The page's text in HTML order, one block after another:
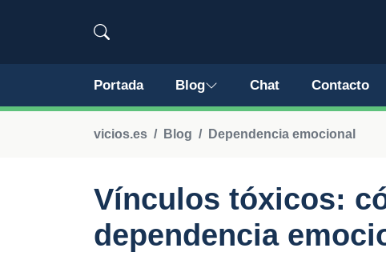
Portada Blog Chat Contacto
vicios.es Blog Dependencia emocional
Vínculos tóxicos:
dependencia